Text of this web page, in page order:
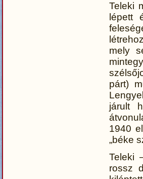
Teleki
lépett
mely
párt)
járult
1940
„béke
Teleki
rossz